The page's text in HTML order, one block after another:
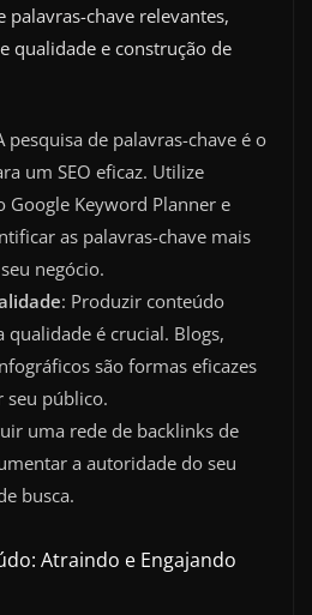
palavras-chave relevantes,
qualidade e construção de
pesquisa de palavras-chave é o
um SEO eficaz. Utilize
Google Keyword Planner e
as palavras-chave mais
negócio.
: Produzir conteúdo
qualidade é crucial. Blogs,
são formas eficazes
seu público.
uma rede de backlinks de
a autoridade do seu
busca.
Atraindo e Engajando